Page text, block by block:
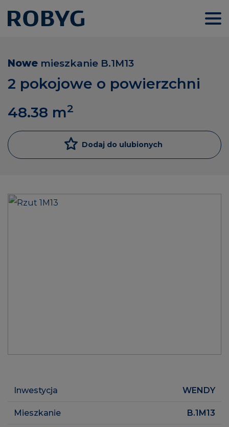
Nowe mieszkanie B.1M13
2 pokojowe o powierzchni
48.38 m2
Dodaj do ulubionych
Inwestycja WENDY
Mieszkanie B.1M13